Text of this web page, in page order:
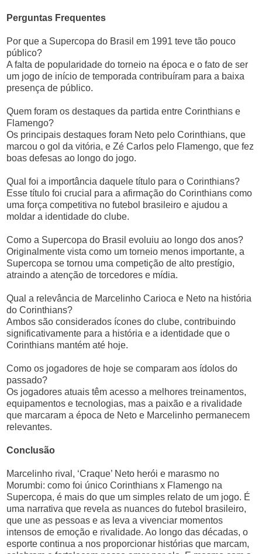
Perguntas Frequentes
Por que a Supercopa do Brasil em 1991 teve tão pouco
público?
A falta de popularidade do torneio na época e o fato de ser
um jogo de início de temporada contribuíram para a baixa
presença de público.
Quem foram os destaques da partida entre Corinthians e
Flamengo?
Os principais destaques foram Neto pelo Corinthians, que
marcou o gol da vitória, e Zé Carlos pelo Flamengo, que fez
boas defesas ao longo do jogo.
Qual foi a importância daquele título para o Corinthians?
Esse título foi crucial para a afirmação do Corinthians como
uma força competitiva no futebol brasileiro e ajudou a
moldar a identidade do clube.
Como a Supercopa do Brasil evoluiu ao longo dos anos?
Originalmente vista como um torneio menos importante, a
Supercopa se tornou uma competição de alto prestígio,
atraindo a atenção de torcedores e mídia.
Qual a relevância de Marcelinho Carioca e Neto na história
do Corinthians?
Ambos são considerados ícones do clube, contribuindo
significativamente para a história e a identidade que o
Corinthians mantém até hoje.
Como os jogadores de hoje se comparam aos ídolos do
passado?
Os jogadores atuais têm acesso a melhores treinamentos,
equipamentos e tecnologias, mas a paixão e a rivalidade
que marcaram a época de Neto e Marcelinho permanecem
relevantes.
Conclusão
Marcelinho rival, ‘Craque’ Neto herói e marasmo no
Morumbi: como foi único Corinthians x Flamengo na
Supercopa, é mais do que um simples relato de um jogo. É
uma narrativa que revela as nuances do futebol brasileiro,
que une as pessoas e as leva a vivenciar momentos
intensos de emoção e rivalidade. Ao longo das décadas, o
esporte continua a nos proporcionar histórias que marcam,